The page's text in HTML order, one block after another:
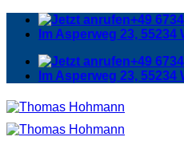
Zum
Inhalt
+49
Im Asperweg 23, 55234
+49
Im Asperweg 23, 55234